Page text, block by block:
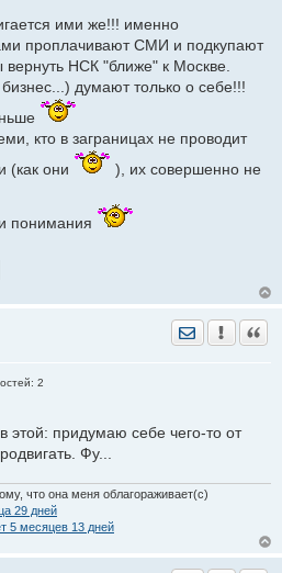
ими же!!! именно
проплачивают СМИ и подкупают
НСК "ближе" к Москве.
думают только о себе!!!
кто в заграницах не проводит
(как они
), их совершенно не
и понимания
Отправить
2
этой: придумаю себе чего-то от
Фу...
что она меня облагораживает(с)
29 дней
5 месяцев 13 дней